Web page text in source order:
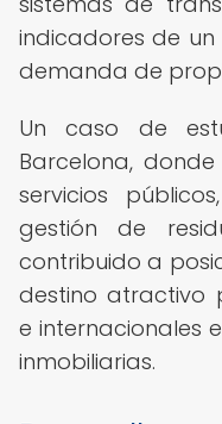
indicadores de
demanda de
Un caso de
Barcelona,
servicios
gestión de
contribuido a
destino atractivo
e internacionales
inmobiliarias.